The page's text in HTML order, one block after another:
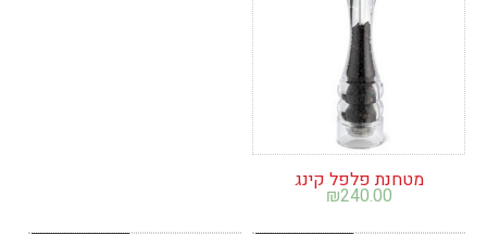
מטחנת פלפל קינג
₪240.00